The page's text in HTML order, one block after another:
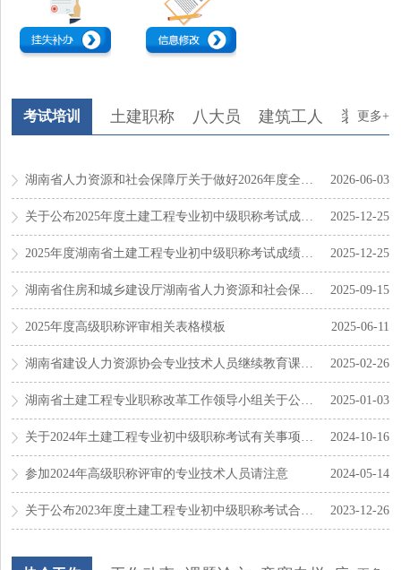
考试培训 土建职称 八大员 建筑工人 装配式
更多+
2026-06-03
湖南省人力资源和社会保障厅关于做好2026年度全省高级...
2025-12-25
关于公布2025年度土建工程专业初中级职称考试成绩合格...
2025-12-25
2025年度湖南省土建工程专业初中级职称考试成绩将于今...
2025-09-15
湖南省住房和城乡建设厅湖南省人力资源和社会保障厅关...
2025-06-11
2025年度高级职称评审相关表格模板
2025-02-26
湖南省建设人力资源协会专业技术人员继续教育课程开发...
2025-01-03
湖南省土建工程专业职称改革工作领导小组关于公布2024...
2024-10-16
关于2024年土建工程专业初中级职称考试有关事项的通知
2024-05-14
参加2024年高级职称评审的专业技术人员请注意
2023-12-26
关于公布2023年度土建工程专业初中级职称考试合格标准...